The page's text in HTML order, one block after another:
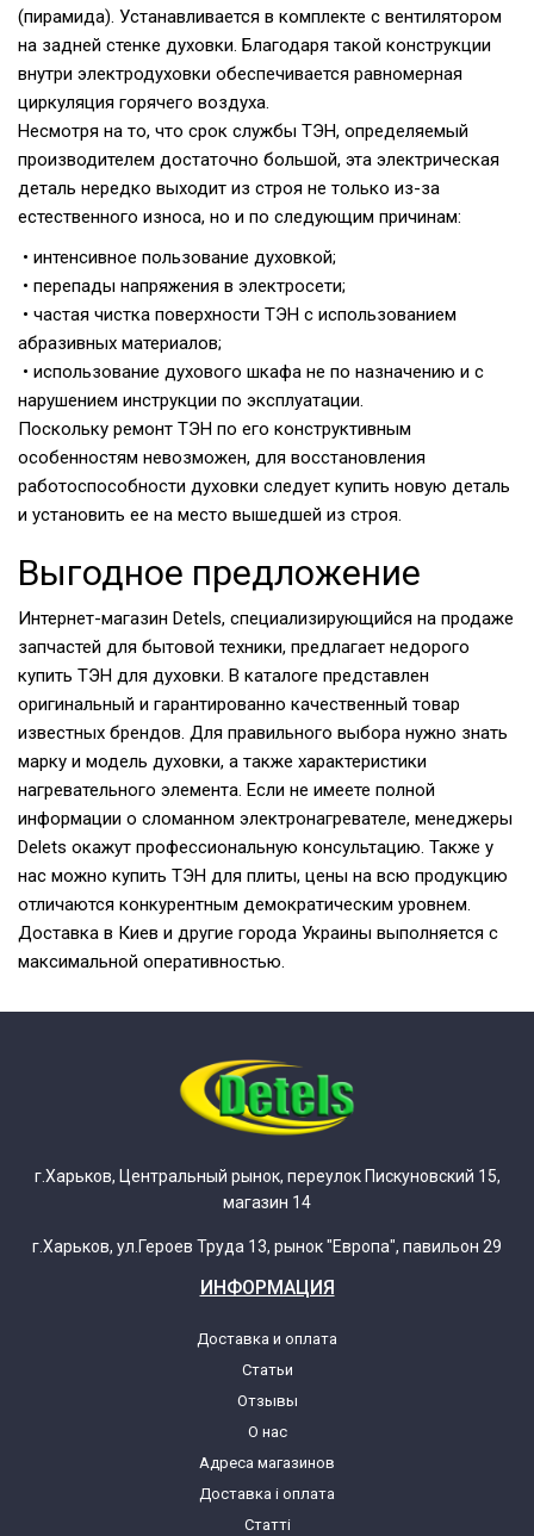
(пирамида). Устанавливается в комплекте с вентилятором
на задней стенке духовки. Благодаря такой конструкции
внутри электродуховки обеспечивается равномерная
циркуляция горячего воздуха.
Несмотря на то, что срок службы ТЭН, определяемый
производителем достаточно большой, эта электрическая
деталь нередко выходит из строя не только из-за
естественного износа, но и по следующим причинам:
• интенсивное пользование духовкой;
• перепады напряжения в электросети;
• частая чистка поверхности ТЭН с использованием
абразивных материалов;
• использование духового шкафа не по назначению и с
нарушением инструкции по эксплуатации.
Поскольку ремонт ТЭН по его конструктивным
особенностям невозможен, для восстановления
работоспособности духовки следует купить новую деталь
и установить ее на место вышедшей из строя.
Выгодное предложение
Интернет-магазин Detels, специализирующийся на продаже
запчастей для бытовой техники, предлагает недорого
купить ТЭН для духовки. В каталоге представлен
оригинальный и гарантированно качественный товар
известных брендов. Для правильного выбора нужно знать
марку и модель духовки, а также характеристики
нагревательного элемента. Если не имеете полной
информации о сломанном электронагревателе, менеджеры
Delets окажут профессиональную консультацию. Также у
нас можно купить ТЭН для плиты, цены на всю продукцию
отличаются конкурентным демократическим уровнем.
Доставка в Киев и другие города Украины выполняется с
максимальной оперативностью.
г.Харьков, Центральный рынок, переулок Пискуновский 15,
магазин 14
г.Харьков, ул.Героев Труда 13, рынок "Европа", павильон 29
ИНФОРМАЦИЯ
Доставка и оплата
Статьи
Отзывы
О нас
Адреса магазинов
Доставка і оплата
Статті